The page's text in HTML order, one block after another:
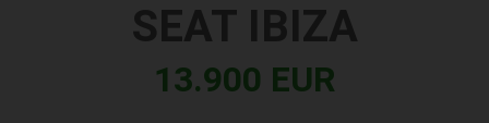
SEAT IBIZA
13.900 EUR